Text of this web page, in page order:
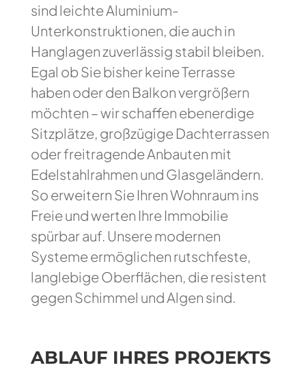
sind leichte Aluminium-
Unterkonstruktionen, die auch in
Hanglagen zuverlässig stabil bleiben.
Egal ob Sie bisher keine Terrasse
haben oder den Balkon vergrößern
möchten – wir schaffen ebenerdige
Sitzplätze, großzügige Dachterrassen
oder freitragende Anbauten mit
Edelstahlrahmen und Glasgeländern.
So erweitern Sie Ihren Wohnraum ins
Freie und werten Ihre Immobilie
spürbar auf. Unsere modernen
Systeme ermöglichen rutschfeste,
langlebige Oberflächen, die resistent
gegen Schimmel und Algen sind.
ABLAUF IHRES PROJEKTS